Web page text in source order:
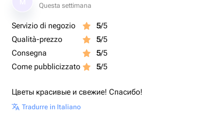
Questa settimana
Servizio di negozio 5/5
Qualità-prezzo
5/5
Consegna
5/5
Come pubblicizzato
5/5
Цветы красивые и свежие! Спасибо!
Tradurre in Italiano